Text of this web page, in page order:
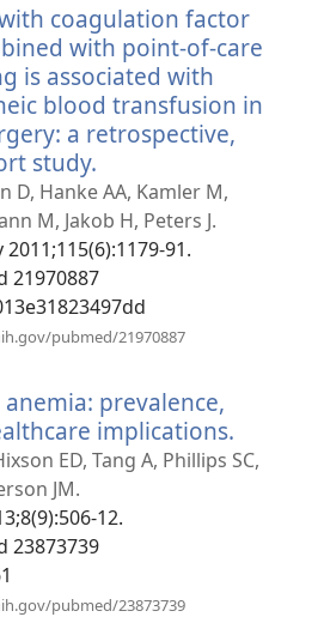
coagulation factor
with point-of-care
is associated with
blood transfusion in
a retrospective,
study.
νέο
παράθυρο)
D, Hanke AA, Kamler M,
M, Jakob H, Peters J.
91.
21970887
pubmed/21970887
prevalence,
implications.
νέο
ED, Tang A, Phillips SC,
JM.
12.
23873739
pubmed/23873739